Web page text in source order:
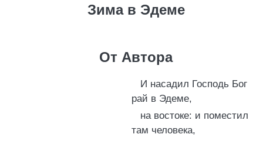
Зима в Эдеме
От Автора
И насадил Господь Бог
рай в Эдеме,
на востоке: и поместил
там человека,